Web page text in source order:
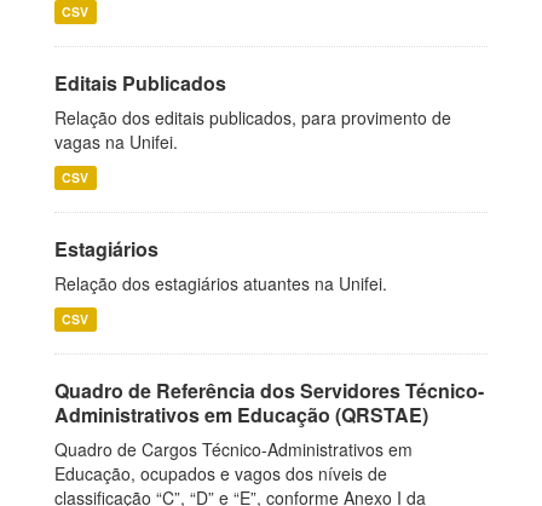
CSV
Editais Publicados
Relação dos editais publicados, para provimento de
vagas na Unifei.
CSV
Estagiários
Relação dos estagiários atuantes na Unifei.
CSV
Quadro de Referência dos Servidores Técnico-
Administrativos em Educação (QRSTAE)
Quadro de Cargos Técnico-Administrativos em
Educação, ocupados e vagos dos níveis de
classificação “C”, “D” e “E”, conforme Anexo I da